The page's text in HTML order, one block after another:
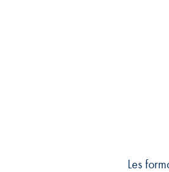
Les